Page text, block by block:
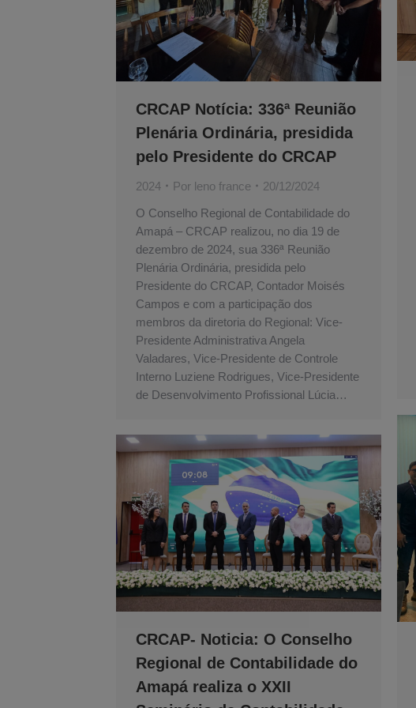
CRCAP Notícia: 336ª Reunião
Plenária Ordinária, presidida
pelo Presidente do CRCAP
2024 Por leno france
20/12/2024
O Conselho Regional de Contabilidade do
Amapá – CRCAP realizou, no dia 19 de
dezembro de 2024, sua 336ª Reunião
Plenária Ordinária, presidida pelo
Presidente do CRCAP, Contador Moisés
Campos e com a participação dos
membros da diretoria do Regional: Vice-
Presidente Administrativa Angela
Valadares, Vice-Presidente de Controle
Interno Luziene Rodrigues, Vice-Presidente
de Desenvolvimento Profissional Lúcia…
CRCAP- Noticia: O Conselho
Regional de Contabilidade do
Amapá realiza o XXII